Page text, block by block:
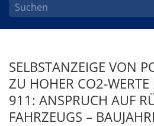
SELBSTANZEIGE VON
ZU HOHER CO2-WERTE
911: ANSPRUCH AUF
FAHRZEUGS –